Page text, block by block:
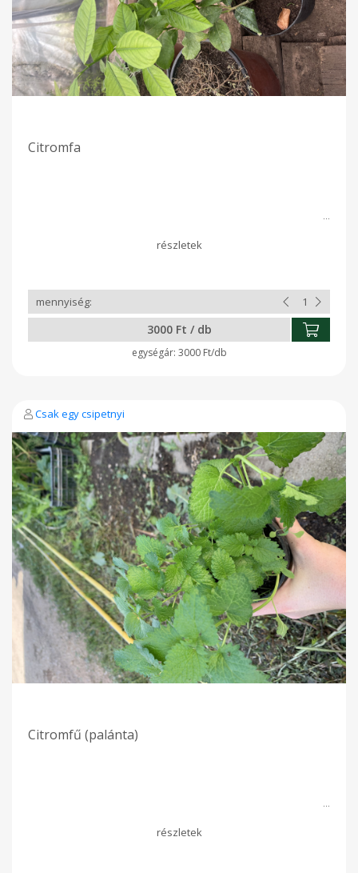
Citromfa
3000 Ft / db
3000 Ft/db
Csak egy csipetnyi
Citromfű (palánta)